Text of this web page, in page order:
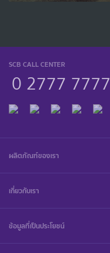
SCB CALL CENTER
0 2777 7777
ผลิตภัณฑ์ของเรา
เกี่ยวกับเรา
ข้อมูลที่เป็นประโยชน์